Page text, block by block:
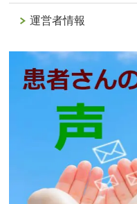
運営者情報